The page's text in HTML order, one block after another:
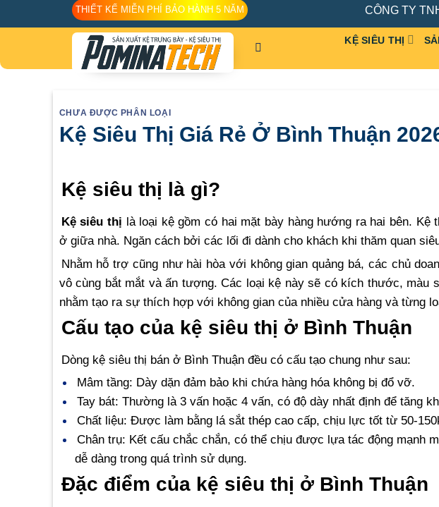
to
THIẾT KẾ MIỄN PHÍ BẢO HÀNH 5 NĂM CÔNG TY
KỆ SIÊU THỊ
CHƯA ĐƯỢC PHÂN LOẠI
Kệ Siêu Thị Giá Rẻ Ở Bình Thuận
Kệ siêu thị là gì?
Kệ siêu thị là loại kệ gồm có hai mặt bày hàng hướng ra hai bên.
ở giữa nhà. Ngăn cách bởi các lối đi dành cho khách khi thăm quan
Nhằm hỗ trợ cũng như hài hòa với không gian quảng bá, các chủ
vô cùng bắt mắt và ấn tượng. Các loại kệ này sẽ có kích thước, màu
nhằm tạo ra sự thích hợp với không gian của nhiều cửa hàng và từng
Cấu tạo của kệ siêu thị ở Bình Thuận
Dòng kệ siêu thị bán ở Bình Thuận đều có cấu tạo chung như sau:
Mâm tầng: Dày dặn đảm bảo khi chứa hàng hóa không bị đổ vỡ.
Tay bát: Thường là 3 vấn hoặc 4 vấn, có độ dày nhất định để tăng
Chất liệu: Được làm bằng lá sắt thép cao cấp, chịu lực tốt từ 50-
Chân trụ: Kết cấu chắc chắn, có thể chịu được lựa tác động mạnh
dễ dàng trong quá trình sử dụng.
Đặc điểm của kệ siêu thị ở Bình Thuận